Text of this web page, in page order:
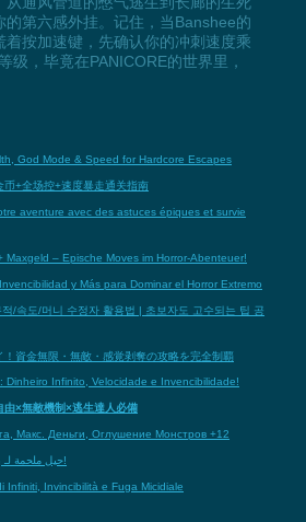
的第六感外挂。记住，当Banshee的
着按加速键，先确认你的冲刺速度乘
级，毕竟在PANICORE的世界里，
God Mode & Speed for Hardcore Escapes
币+全场控+速度暴走通关指南
aventure avec des astuces épiques et survie
Maxgeld – Epische Moves im Horror-Abenteuer!
y Más para Dominar el Horror Extremo
/속도/머니 수정자 활용법 | 초보자도 고수되는 팁 공
資金無限・無敵・感覚剥奪の攻略を完全制覇
Dinheiro Infinito, Velocidade e Invencibilidade!
由×無敵機制×逃生達人必備
Макс. Деньги, Оглушение Монстров +12
حيل ملحمة لـ بانيكور: فتح الخرائط والأزياء فورًا!
Infiniti, Invincibilità e Fuga Micidiale